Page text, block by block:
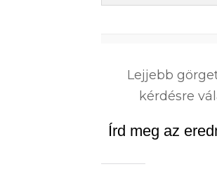
Lejjebb
kérdésre
Írd meg az